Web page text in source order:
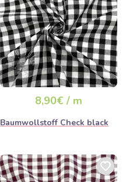
8,90€ / m
Baumwollstoff Check black